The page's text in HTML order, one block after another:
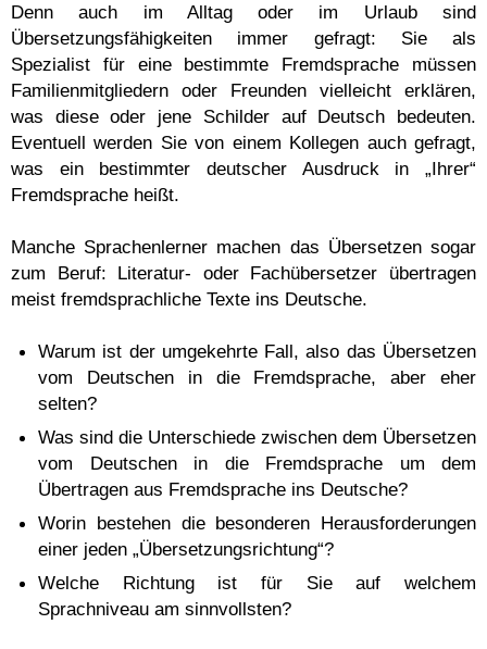
Denn auch im Alltag oder im Urlaub sind
Übersetzungsfähigkeiten immer gefragt: Sie als
Spezialist für eine bestimmte Fremdsprache müssen
Familienmitgliedern oder Freunden vielleicht erklären,
was diese oder jene Schilder auf Deutsch bedeuten.
Eventuell werden Sie von einem Kollegen auch gefragt,
was ein bestimmter deutscher Ausdruck in „Ihrer“
Fremdsprache heißt.
Manche Sprachenlerner machen das Übersetzen sogar
zum Beruf: Literatur- oder Fachübersetzer übertragen
meist fremdsprachliche Texte ins Deutsche.
Warum ist der umgekehrte Fall, also das Übersetzen
vom Deutschen in die Fremdsprache, aber eher
selten?
Was sind die Unterschiede zwischen dem Übersetzen
vom Deutschen in die Fremdsprache um dem
Übertragen aus Fremdsprache ins Deutsche?
Worin bestehen die besonderen Herausforderungen
einer jeden „Übersetzungsrichtung“?
Welche Richtung ist für Sie auf welchem
Sprachniveau am sinnvollsten?